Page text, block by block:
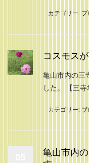
カテゴリー: ブ
コスモス
亀山市内の三
した。 【三寺
カテゴリー: ブ
亀山市内